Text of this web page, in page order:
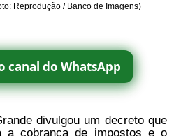
Reprodução / Banco de Imagens)
canal do WhatsApp
divulgou um decreto que
a cobrança de impostos e o